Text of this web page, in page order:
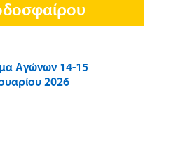
Αγώνων 14-15
2026